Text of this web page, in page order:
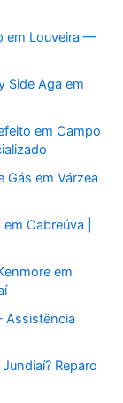
em Louveira —
Side Aga em
em Campo
Gás em Várzea
Cabreúva |
em
Assistência
Reparo